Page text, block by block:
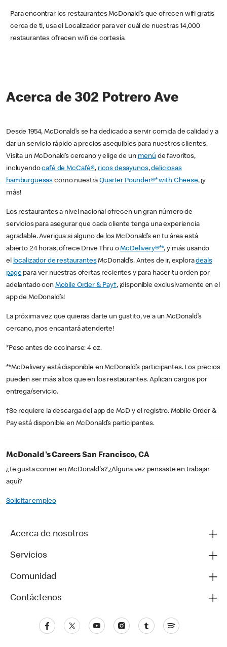
Para encontrar los restaurantes McDonald’s que ofrecen wifi gratis
cerca de ti, usa el Localizador para ver cuál de nuestras 14,000
restaurantes ofrecen wifi de cortesía.
Acerca de 302 Potrero Ave
Desde 1954, McDonald’s se ha dedicado a servir comida de calidad y a
dar un servicio rápido a precios asequibles para nuestros clientes.
Visita un McDonald’s cercano y elige de un menú de favoritos,
incluyendocafé de McCafé®, ricos desayunos,deliciosas
hamburguesas como nuestraQuarter Pounder®* with Cheese, ¡y
más!
Los restaurantes a nivel nacional ofrecen un gran número de
servicios para asegurar que cada cliente tenga una experiencia
agradable. Averigua si alguno de los McDonald’s en tu área está
abierto 24 horas, ofrece Drive Thru oMcDelivery®**, y más usando
el localizador de restaurantesMcDonald’s. Antes de ir, exploradeals
pagepara ver nuestras ofertas recientes y para hacer tu orden por
adelantado con Mobile Order & Pay†, ¡disponible exclusivamente en el
app de McDonald’s!
La próxima vez que quieras darte un gustito, ve a un McDonald’s
cercano, ¡nos encantará atenderte!
*Peso antes de cocinarse: 4 oz.
**McDelivery está disponible en McDonald’s participantes. Los precios
pueden ser más altos que en los restaurantes. Aplican cargos por
entrega/servicio.
†Se requiere la descarga del app de McD y el registro. Mobile Order &
Pay está disponible en McDonald’s participantes.
McDonald's Careers San Francisco, CA
¿Te gusta comer en McDonald's? ¿Alguna vez pensaste en trabajar
aquí?
Solicitar empleo
Acerca de nosotros
Servicios
Comunidad
Contáctenos